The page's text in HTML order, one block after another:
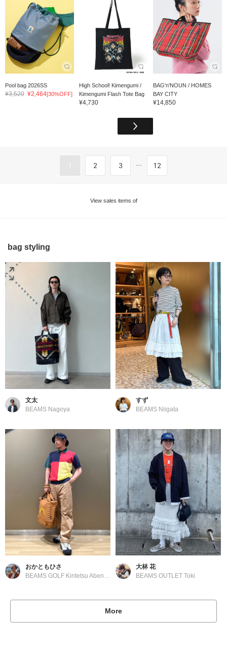
Pool bag 2026SS
¥3,520 ¥2,464[30%OFF]
High School! Kimengumi /
Kimengumi Flash Tote Bag
¥4,730
BAG'n'NOUN / HOMES
BAY CITY
¥14,850
1 2 3 ... 12
View sales items of
bag styling
文太
BEAMS Nagoya
すず
BEAMS Niigata
おかともひさ
BEAMS GOLF Kintetsu Abeno Harukas
大林 花
BEAMS OUTLET Toki
More